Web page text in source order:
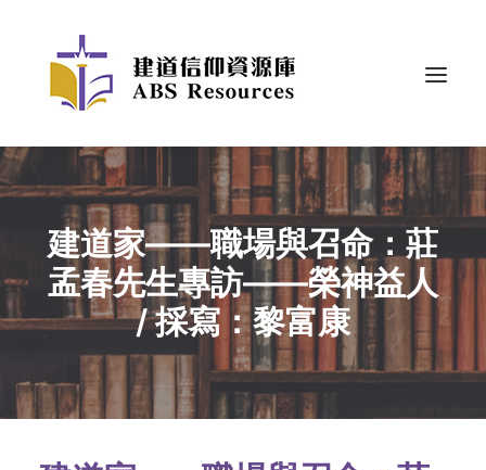
建道家——職場與召命：莊
孟春先生專訪——榮神益人
/ 採寫：黎富康